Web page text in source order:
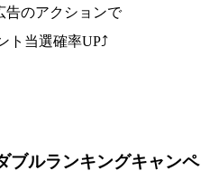
告のアクションで
ト当選確率UP⤴
ブルランキングキャンペ